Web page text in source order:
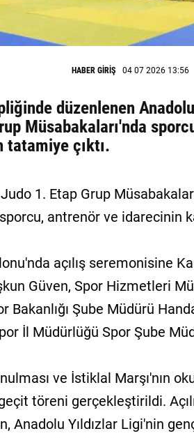
HABER GİRİŞ 04 07 2026 13:56
düzenlenen
Müsabakaları'nda
çıktı.
1. Etap Grup
antrenör ve idarecinin
açılış seremonisine
Güven, Spor Hizmetleri
Bakanlığı Şube Müdürü
İl Müdürlüğü Spor Şube
ve İstiklal Marşı'nın
töreni gerçekleştirildi.
Anadolu Yıldızlar Ligi'nin